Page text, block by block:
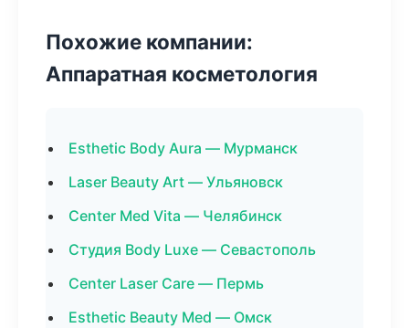
Похожие компании:
Аппаратная косметология
Esthetic Body Aura — Мурманск
Laser Beauty Art — Ульяновск
Center Med Vita — Челябинск
Студия Body Luxe — Севастополь
Center Laser Care — Пермь
Esthetic Beauty Med — Омск